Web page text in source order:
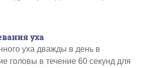
уха
уха дважды в день в
головы в течение 60 секунд для